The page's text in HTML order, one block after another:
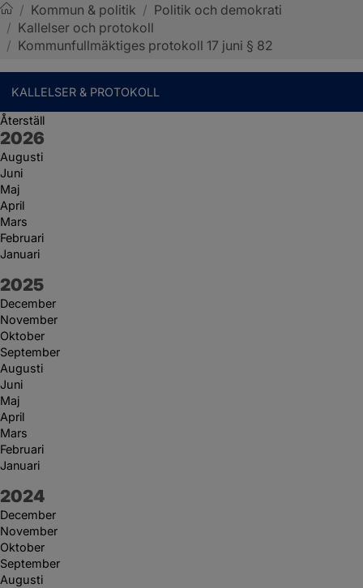
Sotenäs kommun
/ Kommun & politik / Politik och demokrati
/ Kallelser och protokoll
/ Kommunfullmäktiges protokoll 17 juni § 82
KALLELSER & PROTOKOLL
Återställ
År:
2026
Augusti
Juni
Maj
April
Mars
Februari
Januari
År:
2025
December
November
Oktober
September
Augusti
Juni
Maj
April
Mars
Februari
Januari
År:
2024
December
November
Oktober
September
Augusti